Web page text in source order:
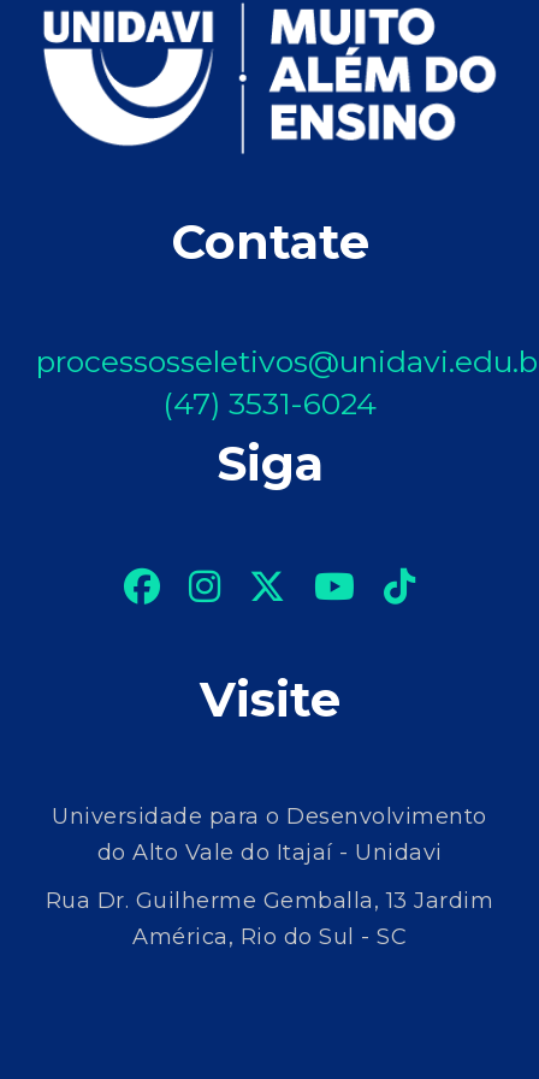
Contate
(47) 3531-6024
Siga
Visite
Universidade para o Desenvolvimento
do Alto Vale do Itajaí - Unidavi
Rua Dr. Guilherme Gemballa, 13 Jardim
América, Rio do Sul - SC